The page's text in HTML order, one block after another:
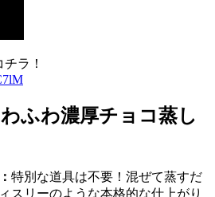
ラ！
ふわ濃厚チョコ蒸し
特別な道具は不要！混ぜて蒸すだ
スリーのような本格的な仕上がり